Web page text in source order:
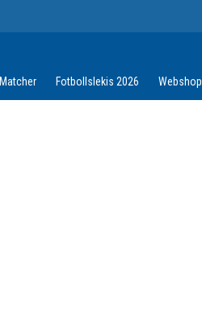
Matcher Fotbollslekis 2026 Webshop